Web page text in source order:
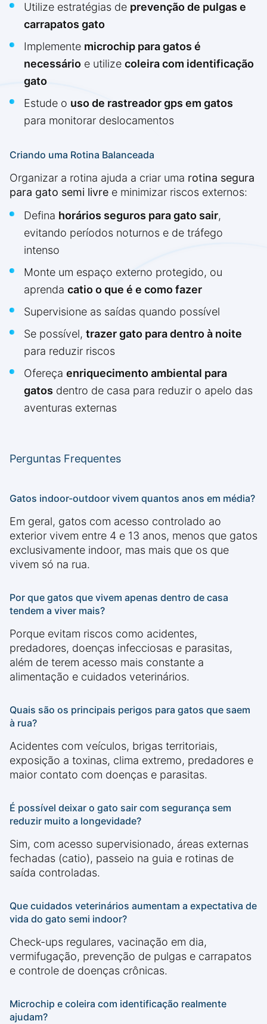
Utilize estratégias de prevenção de pulgas e
carrapatos gato
Implemente microchip para gatos é
necessário e utilize coleira com identificação
gato
Estude o uso de rastreador gps em gatos
para monitorar deslocamentos
Criando uma Rotina Balanceada
Organizar a rotina ajuda a criar uma rotina segura
para gato semi livre e minimizar riscos externos:
Defina horários seguros para gato sair,
evitando períodos noturnos e de tráfego
intenso
Monte um espaço externo protegido, ou
aprenda catio o que é e como fazer
Supervisione as saídas quando possível
Se possível, trazer gato para dentro à noite
para reduzir riscos
Ofereça enriquecimento ambiental para
gatos dentro de casa para reduzir o apelo das
aventuras externas
Perguntas Frequentes
Gatos indoor-outdoor vivem quantos anos em média?
Em geral, gatos com acesso controlado ao
exterior vivem entre 4 e 13 anos, menos que gatos
exclusivamente indoor, mas mais que os que
vivem só na rua.
Por que gatos que vivem apenas dentro de casa
tendem a viver mais?
Porque evitam riscos como acidentes,
predadores, doenças infecciosas e parasitas,
além de terem acesso mais constante a
alimentação e cuidados veterinários.
Quais são os principais perigos para gatos que saem
à rua?
Acidentes com veículos, brigas territoriais,
exposição a toxinas, clima extremo, predadores e
maior contato com doenças e parasitas.
É possível deixar o gato sair com segurança sem
reduzir muito a longevidade?
Sim, com acesso supervisionado, áreas externas
fechadas (catio), passeio na guia e rotinas de
saída controladas.
Que cuidados veterinários aumentam a expectativa de
vida do gato semi indoor?
Check-ups regulares, vacinação em dia,
vermifugação, prevenção de pulgas e carrapatos
e controle de doenças crônicas.
Microchip e coleira com identificação realmente
ajudam?